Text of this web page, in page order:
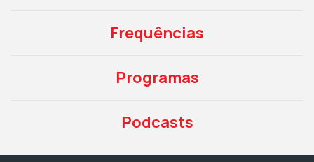
Frequências
Programas
Podcasts